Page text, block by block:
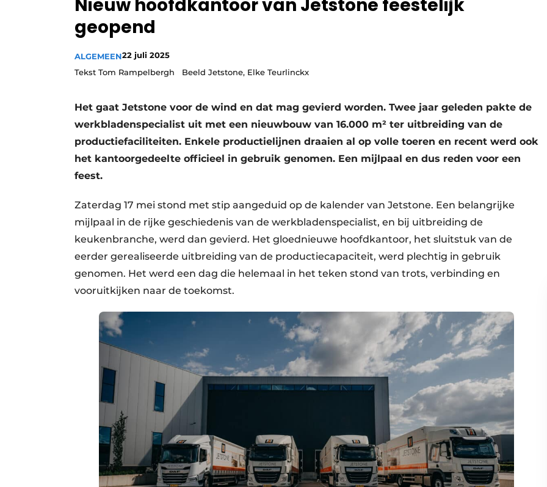
Vacature aanmelden
Video’s
Nieuw hoofdkantoor van Jetstone feestelijk
geopend
ALGEMEEN22 juli 2025
Tekst Tom Rampelbergh Beeld Jetstone, Elke Teurlinckx
Het gaat Jetstone voor de wind en dat mag gevierd worden. Twee jaar geleden pakte de
werkbladenspecialist uit met een nieuwbouw van 16.000 m² ter uitbreiding van de
productiefaciliteiten. Enkele productielijnen draaien al op volle toeren en recent werd ook
het kantoorgedeelte officieel in gebruik genomen. Een mijlpaal en dus reden voor een
feest.
Zaterdag 17 mei stond met stip aangeduid op de kalender van Jetstone. Een belangrijke
mijlpaal in de rijke geschiedenis van de werkbladenspecialist, en bij uitbreiding de
keukenbranche, werd dan gevierd. Het gloednieuwe hoofdkantoor, het sluitstuk van de
eerder gerealiseerde uitbreiding van de productiecapaciteit, werd plechtig in gebruik
genomen. Het werd een dag die helemaal in het teken stond van trots, verbinding en
vooruitkijken naar de toekomst.